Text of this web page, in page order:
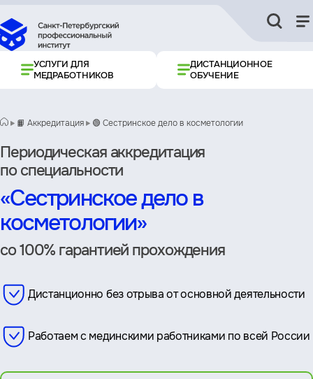
УСЛУГИ ДЛЯ
МЕДРАБОТНИКОВ
ДИСТАНЦИОННОЕ
ОБУЧЕНИЕ
📙 Аккредитация 🟢 Сестринское дело в косметологии
Периодическая аккредитация
по специальности
«Сестринское дело в
косметологии»
со 100% гарантией прохождения
Дистанционно без отрыва от основной деятельности
Работаем с мединскими работниками по всей России